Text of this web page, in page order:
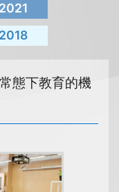
2021
2018
態下教育的機